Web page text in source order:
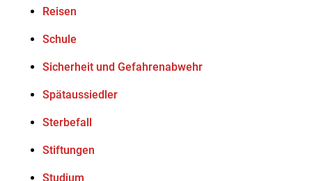
Reisen
Schule
Sicherheit und Gefahrenabwehr
Spätaussiedler
Sterbefall
Stiftungen
Studium